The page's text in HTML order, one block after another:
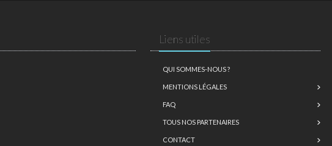
Liens utiles
QUI SOMMES-NOUS ?
MENTIONS LÉGALES
FAQ
TOUS NOS PARTENAIRES
CONTACT